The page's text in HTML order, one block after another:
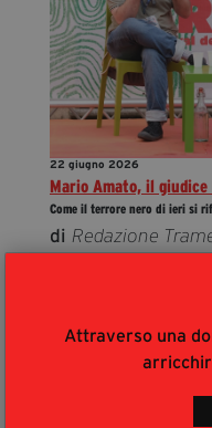
Attraverso una
22 giugno 2026
Mario Amato, il
Come il terrore nero di ieri si
di Redazione